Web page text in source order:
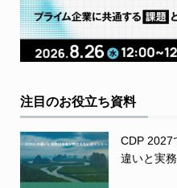
注目のお役立ち資料
CDP
違いと実